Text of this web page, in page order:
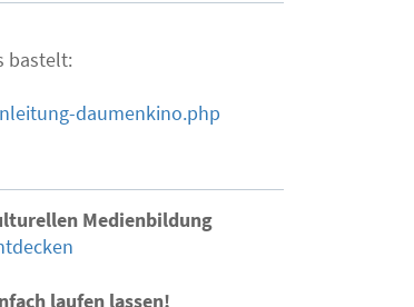
bastelt:
daumenkino.php
Medienbildung
laufen lassen!